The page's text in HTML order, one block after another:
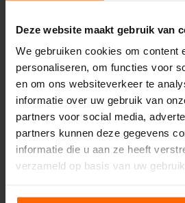
Deze website maakt gebruik van
We gebruiken cookies om content
personaliseren, om functies voor
en om ons websiteverkeer te
informatie over uw gebruik van
partners voor social media,
partners kunnen deze gegevens
informatie die u aan ze heeft
verzameld op basis van uw
Energiecontract
Ons aanbod
Overstappen naar easyEnergy
Onze tarieven